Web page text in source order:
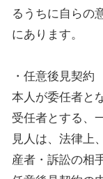
るうちに自らの
にあります。
・任意後見契約
本人が委任者と
受任者とする、
見人は、法律上
産者・訴訟の相